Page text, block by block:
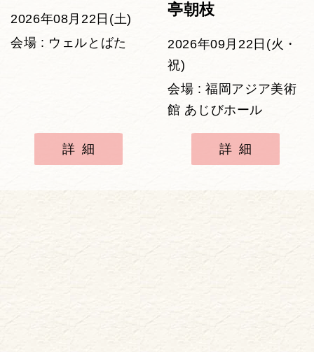
2026年08月22日(土)
会場 : ウェルとばた
詳細
亭朝枝
2026年09月22日(火・
祝)
会場 : 福岡アジア美術
館 あじびホール
詳細